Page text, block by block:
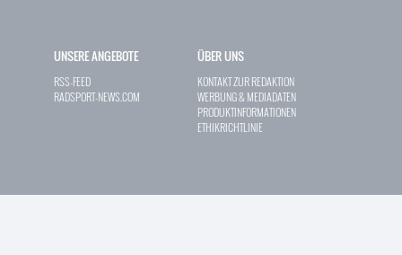
UNSERE ANGEBOTE
RSS-FEED
RADSPORT-NEWS.COM
ÜBER UNS
KONTAKT ZUR REDAKTION
WERBUNG & MEDIADATEN
PRODUKTINFORMATIONEN
ETHIKRICHTLINIE